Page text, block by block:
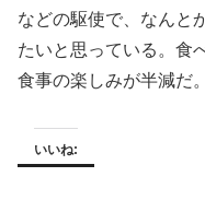
などの駆使で、なんと
たいと思っている。食
食事の楽しみが半減だ。
いいね: